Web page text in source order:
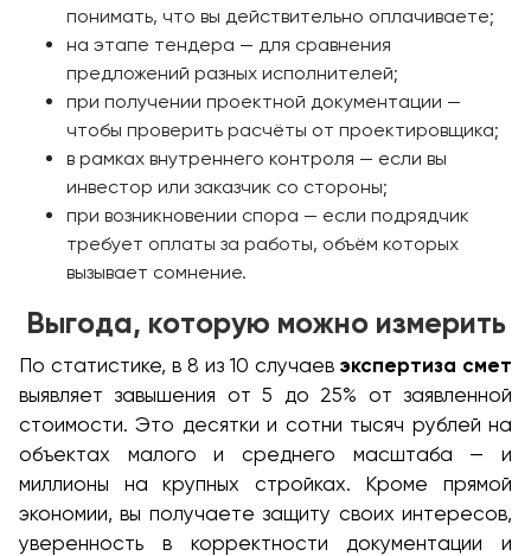
понимать, что вы действительно оплачиваете;
на этапе тендера — для сравнения
предложений разных исполнителей;
при получении проектной документации —
чтобы проверить расчёты от проектировщика;
в рамках внутреннего контроля — если вы
инвестор или заказчик со стороны;
при возникновении спора — если подрядчик
требует оплаты за работы, объём которых
вызывает сомнение.
Выгода, которую можно измерить
По статистике, в 8 из 10 случаев экспертиза смет
выявляет завышения от 5 до 25% от заявленной
стоимости. Это десятки и сотни тысяч рублей на
объектах малого и среднего масштаба — и
миллионы на крупных стройках. Кроме прямой
экономии, вы получаете защиту своих интересов,
уверенность в корректности документации и